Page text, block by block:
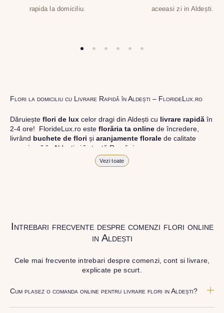
rapida la domiciliu.
aceeasi zi in Aldești.
Flori la domiciliu cu Livrare Rapidă în Aldești – FlorideLux.ro
Dăruiește flori de lux celor dragi din Aldești cu livrare rapidă în
2-4 ore! FlorideLux.ro este florăria ta online de încredere,
livrând buchete de flori și aranjamente florale de calitate
superioară în Aldești și în toată România.
Alege dintr-o gamă largă defloriproaspete, pentru orice
poți adresa un gest frumos atunci când ai nevoie.
Vezi toate
Intrebari frecvente despre comenzi flori online
in Aldești
Cele mai frecvente intrebari despre comenzi, cont si livrare,
explicate pe scurt.
Cum plasez o comanda online pentru livrare flori in Aldești?